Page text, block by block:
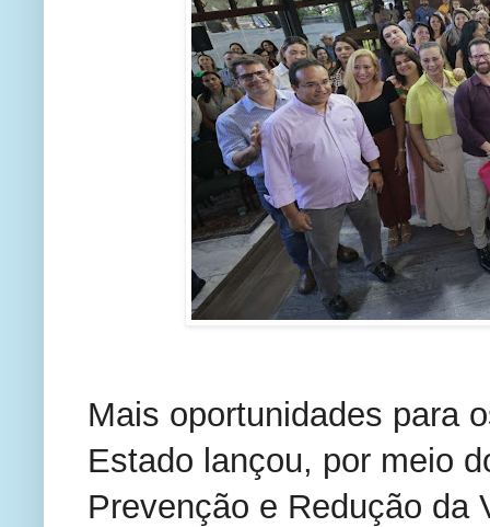
Mais oportunidades para
Estado lançou, por meio
Prevenção e Redução da